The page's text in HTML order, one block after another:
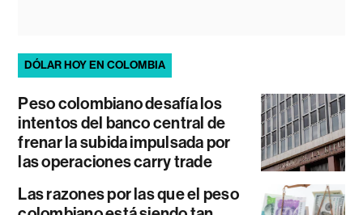
DÓLAR HOY EN COLOMBIA
Peso colombiano desafía los
intentos del banco central de
frenar la subida impulsada por
las operaciones carry trade
Las razones por las que el peso